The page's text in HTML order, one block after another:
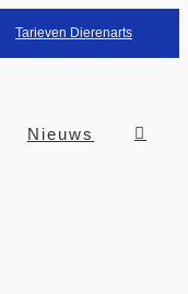
Tarieven Dierenarts
Nieuws